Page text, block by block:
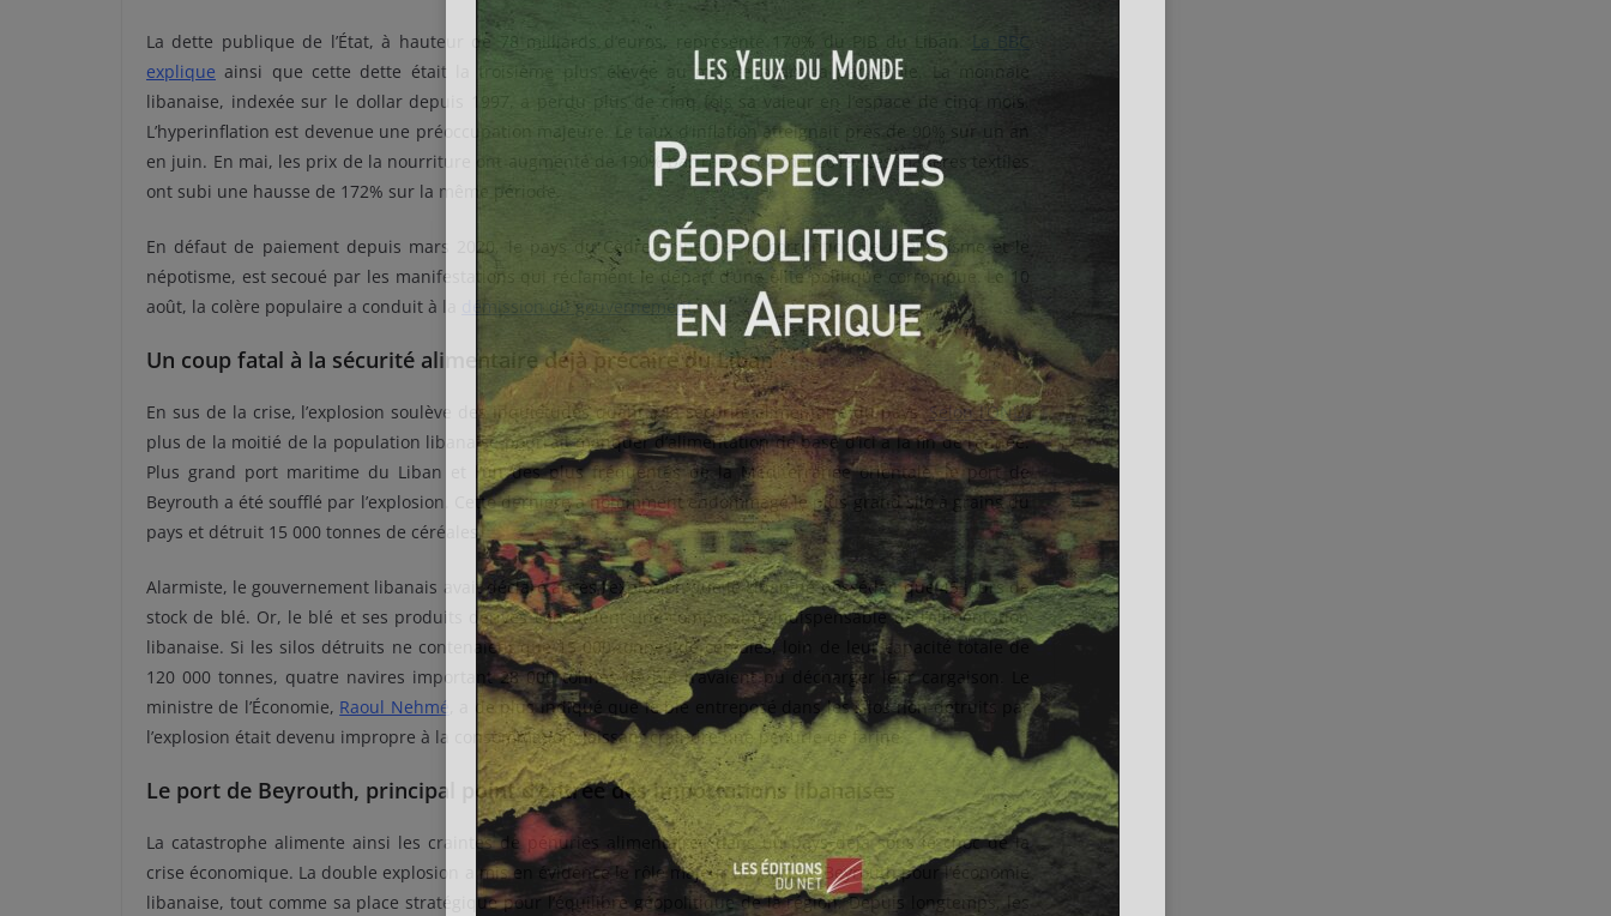
La dette publique de l’État, à hauteur de 78 milliards d’euros, représente 170% du PIB du Liban.
La BBC
explique ainsi que cette dette était la troisième plus élevée au monde avant la pandémie. La monnaie
libanaise, indexée sur le dollar depuis 1997, a perdu plus de cinq fois sa valeur en l’espace de cinq mois.
L’hyperinflation est devenue une préoccupation majeure. Le taux d’inflation atteignait près de 90% sur un an
en juin. En mai, les prix de la nourriture ont augmenté de 190% par rapport à mai 2019. Les matières textiles
ont subi une hausse de 172% sur la même période.
En défaut de paiement depuis mars 2020, le pays du Cèdre, miné par la corruption, le clientélisme et le
népotisme, est secoué par les manifestations qui réclament le départ d’une élite politique corrompue. Le 10
août, la colère populaire a conduit à la
démission du gouvernement.
Un coup fatal à la sécurité alimentaire déjà précaire du Liban
En sus de la crise, l’explosion soulève des inquiétudes quant à la sécurité alimentaire du pays. Selon l’ONU,
plus de la moitié de la population libanaise pourrait manquer d’alimentation de base d’ici à la fin de l’année.
Plus grand port maritime du Liban et l’un des plus fréquentés de la Méditerranée orientale, le port de
Beyrouth a été soufflé par l’explosion. Cette dernière a notamment endommagé le plus grand silo à grains du
pays et détruit 15 000 tonnes de céréales.
Alarmiste, le gouvernement libanais avait déclaré après l’explosion que le Liban ne possédait que 45 jours de
stock de blé. Or, le blé et ses produits dérivés constituent une composante indispensable de l’alimentation
libanaise. Si les silos détruits ne contenaient que 15 000 tonnes de céréales, loin de leur capacité totale de
120 000 tonnes, quatre navires important 28 000 tonnes de blé n’avaient pu décharger leur cargaison. Le
ministre de l’Économie, Raoul Nehmé
, a de plus indiqué que le blé entreposé dans les silos non-détruits par
l’explosion était devenu impropre à la consommation, laissant craindre une pénurie de farine.
Le port de Beyrouth, principal point d’entrée des importations libanaises
La catastrophe alimente ainsi les craintes de pénuries alimentaires dans un pays déjà sous le choc de la
crise économique. La double explosion a mis en évidence le rôle majeur du port de Beyrouth pour l’économie
libanaise, tout comme sa place stratégique pour l’équilibre géopolitique de la région. Depuis longtemps, les